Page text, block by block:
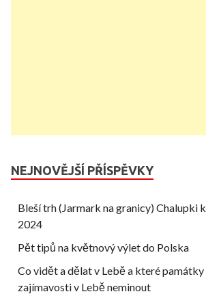
NEJNOVĚJŠÍ PŘÍSPĚVKY
Bleší trh (Jarmark na granicy) Chalupki
2024
Pět tipů na květnový výlet do Polska
Co vidět a dělat v Lebě a které památky
zajímavosti v Lebě neminout